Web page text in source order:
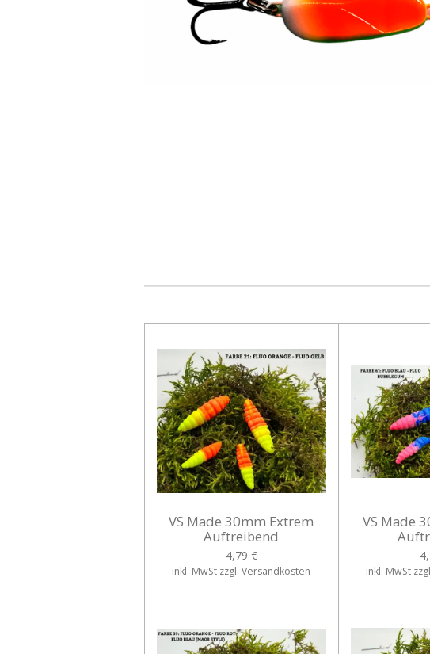
VS Made 30mm Extrem
Auftreibend
4,79 €
inkl. MwSt zzgl. Versandkosten
VS Made
inkl. MwSt